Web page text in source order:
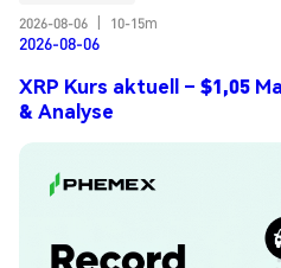
2026-08-06
10-15m
2026-08-06
XRP Kurs aktuell – $1,05
& Analyse